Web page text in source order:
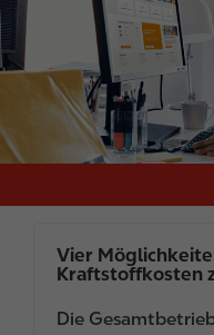
Vier
Kraftstoffkosten
Die